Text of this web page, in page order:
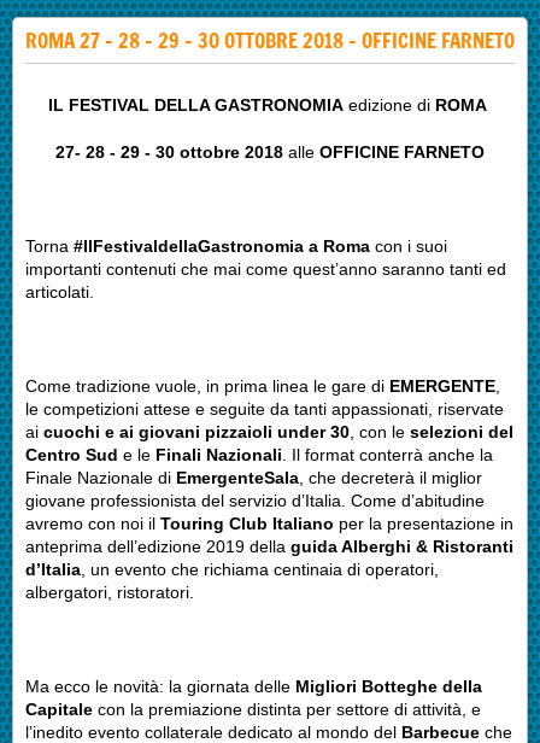
ROMA 27 - 28 - 29 - 30 OTTOBRE 2018 - OFFICINE FARNETO
IL FESTIVAL DELLA GASTRONOMIA edizione di ROMA
27- 28 - 29 - 30 ottobre 2018 alle OFFICINE FARNETO
Torna #IlFestivaldellaGastronomia a Roma con i suoi
importanti contenuti che mai come quest’anno saranno tanti ed
articolati.
Come tradizione vuole, in prima linea le gare di EMERGENTE
le competizioni attese e seguite da tanti appassionati, riservate
ai cuochi e ai giovani pizzaioli under 30 , con le selezioni del
Centro Sud e le Finali Nazionali . Il format conterrà anche la
Finale Nazionale di EmergenteSala , che decreterà il miglior
giovane professionista del servizio d’Italia. Come d’abitudine
avremo con noi il Touring Club Italiano per la presentazione in
anteprima dell’edizione 2019 della guida Alberghi & Ristoranti
d’Italia , un evento che richiama centinaia di operatori,
albergatori, ristoratori.
Ma ecco le novità: la giornata delle Migliori Botteghe della
Capitale con la premiazione distinta per settore di attività, e
l’inedito evento collaterale dedicato al mondo del Barbecue che